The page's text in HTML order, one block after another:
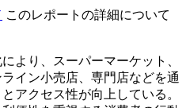
このレポートの詳細について
より、スーパーマーケット、
イン小売店、専門店などを通
アクセス性が向上している。